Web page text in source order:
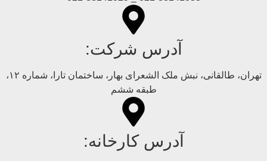
آدرس شرکت:
تهران، طالقانی، نبش ملک الشعرای بهار، ساختمان تارا، شماره ۱۲،
طبقه ششم
آدرس کارخانه: